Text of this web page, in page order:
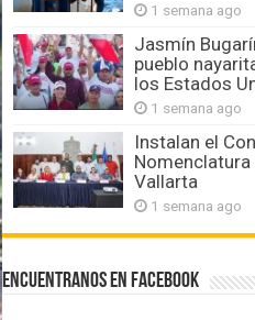
1 semana ago
Jasmín
pueblo
los Estados
1 semana ago
Instalan el
Vallarta
1 semana ago
Encuentranos en Facebook